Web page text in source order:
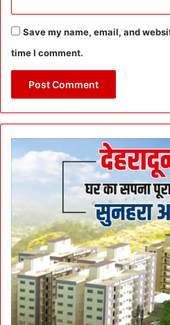
Save my name, email, and
time I comment.